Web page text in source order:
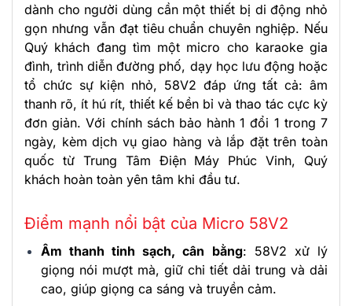
dành cho người dùng cần một thiết bị di động nhỏ
gọn nhưng vẫn đạt tiêu chuẩn chuyên nghiệp. Nếu
Quý khách đang tìm một micro cho karaoke gia
đình, trình diễn đường phố, dạy học lưu động hoặc
tổ chức sự kiện nhỏ, 58V2 đáp ứng tất cả: âm
thanh rõ, ít hú rít, thiết kế bền bỉ và thao tác cực kỳ
đơn giản. Với chính sách bảo hành 1 đổi 1 trong 7
ngày, kèm dịch vụ giao hàng và lắp đặt trên toàn
quốc từ Trung Tâm Điện Máy Phúc Vinh, Quý
khách hoàn toàn yên tâm khi đầu tư.
Điểm mạnh nổi bật của Micro 58V2
Âm thanh tinh sạch, cân bằng: 58V2 xử lý
giọng nói mượt mà, giữ chi tiết dải trung và dải
cao, giúp giọng ca sáng và truyền cảm.